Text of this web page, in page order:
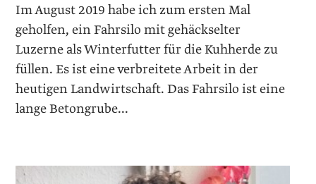
Im August 2019 habe ich zum ersten Mal
geholfen, ein Fahrsilo mit gehäckselter
Luzerne als Winterfutter für die Kuhherde zu
füllen. Es ist eine verbreitete Arbeit in der
heutigen Landwirtschaft. Das Fahrsilo ist eine
lange Betongrube...